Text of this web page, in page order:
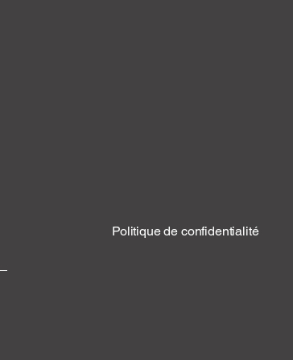
Politique de confidentialité